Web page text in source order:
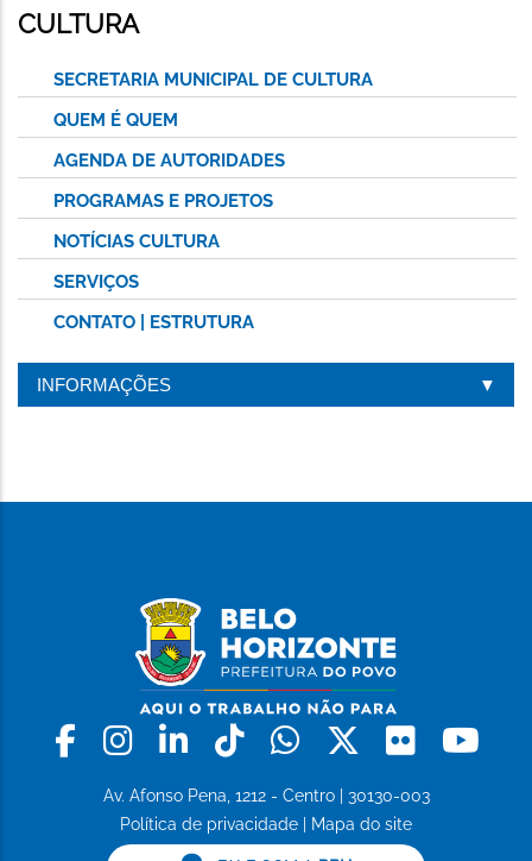
ESTA
PÁGINA
CULTURA
SECRETARIA MUNICIPAL DE CULTURA
QUEM É QUEM
AGENDA DE AUTORIDADES
PROGRAMAS E PROJETOS
NOTÍCIAS CULTURA
SERVIÇOS
CONTATO | ESTRUTURA
INFORMAÇÕES
Facebook
Instagram
LinkedinTiktokWhatsapp
X Flickr
Av. Afonso Pena, 1212 - Centro | 30130-003
Política de privacidade
Mapa do site